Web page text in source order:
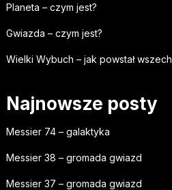
Planeta – czym jest?
Gwiazda – czym jest?
Wielki Wybuch – jak powstał
Najnowsze posty
Messier 74 – galaktyka
Messier 38 – gromada gwiazd
Messier 37 – gromada gwiazd